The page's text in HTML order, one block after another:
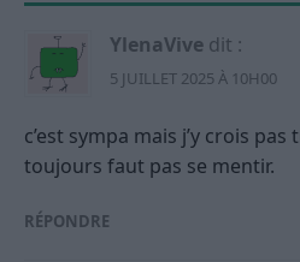
YlenaVive dit :
5 JUILLET 2025 À 10H00
c’est sympa mais j’y crois
toujours faut pas se mentir.
RÉPONDRE